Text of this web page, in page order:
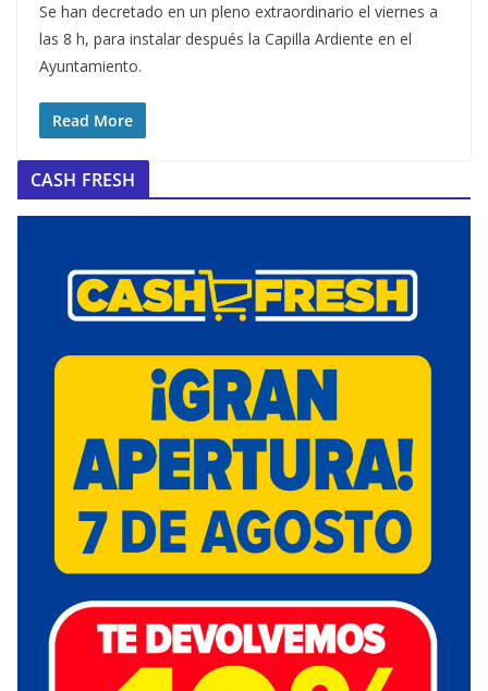
Se han decretado en un pleno extraordinario el viernes a
las 8 h, para instalar después la Capilla Ardiente en el
Ayuntamiento.
Read More
CASH FRESH